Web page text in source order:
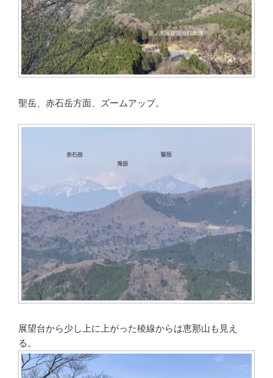
聖岳、赤石岳方面、ズームアップ。
展望台から少し上に上がった稜線からは恵那山も見え
る。